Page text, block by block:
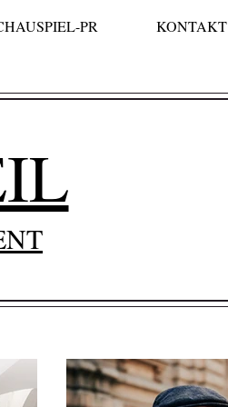
PR KONTAKT